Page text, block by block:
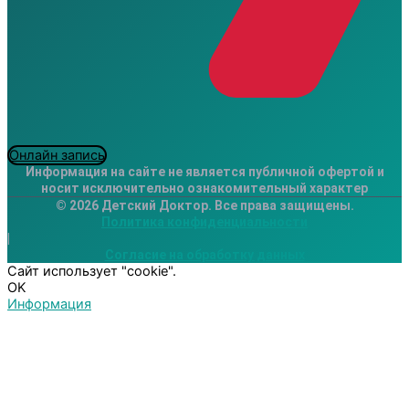
Онлайн запись
Информация на сайте не является публичной офертой и
носит исключительно ознакомительный характер
© 2026 Детский Доктор. Все права защищены.
Политика конфиденциальности
Сайт использует "cookie".
OK
Информация